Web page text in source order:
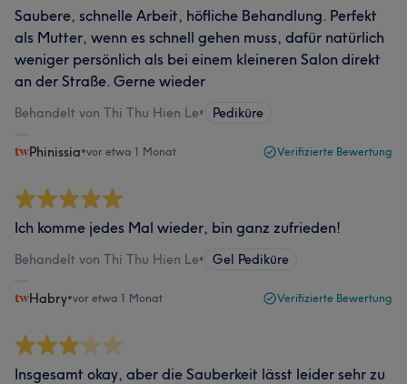
Saubere, schnelle Arbeit, höfliche Behandlung. Perfekt
als Mutter, wenn es schnell gehen muss, dafür natürlich
weniger persönlich als bei einem kleineren Salon direkt
an der Straße. Gerne wieder
Behandelt von Thi Thu Hien Le• Pediküre
Phinissia•vor etwa 1 Monat Verifizierte Bewertung
Ich komme jedes Mal wieder, bin ganz zufrieden!
Behandelt von Thi Thu Hien Le• Gel Pediküre
Habry•vor etwa 1 Monat Verifizierte Bewertung
Insgesamt okay, aber die Sauberkeit lässt leider sehr zu